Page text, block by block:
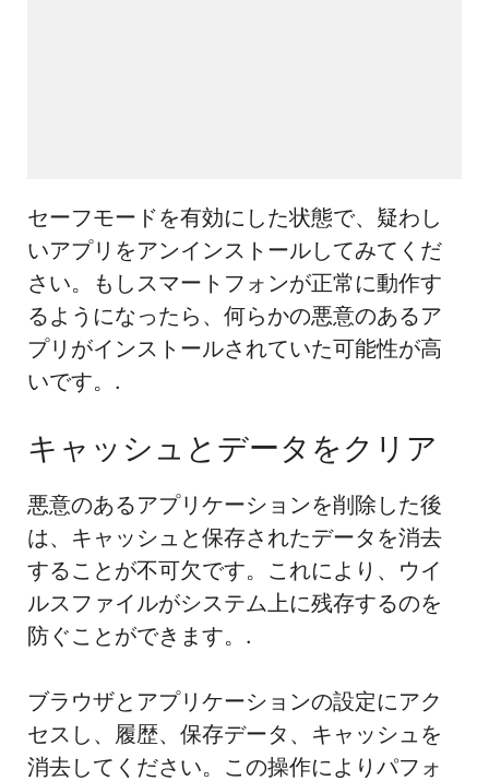
セーフモードを有効にした状態で、疑わし
いアプリをアンインストールしてみてくだ
さい。もしスマートフォンが正常に動作す
るようになったら、何らかの悪意のあるア
プリがインストールされていた可能性が高
いです。.
キャッシュとデータをクリア
悪意のあるアプリケーションを削除した後
は、キャッシュと保存されたデータを消去
することが不可欠です。これにより、ウイ
ルスファイルがシステム上に残存するのを
防ぐことができます。.
ブラウザとアプリケーションの設定にアク
セスし、履歴、保存データ、キャッシュを
消去してください。この操作によりパフォ